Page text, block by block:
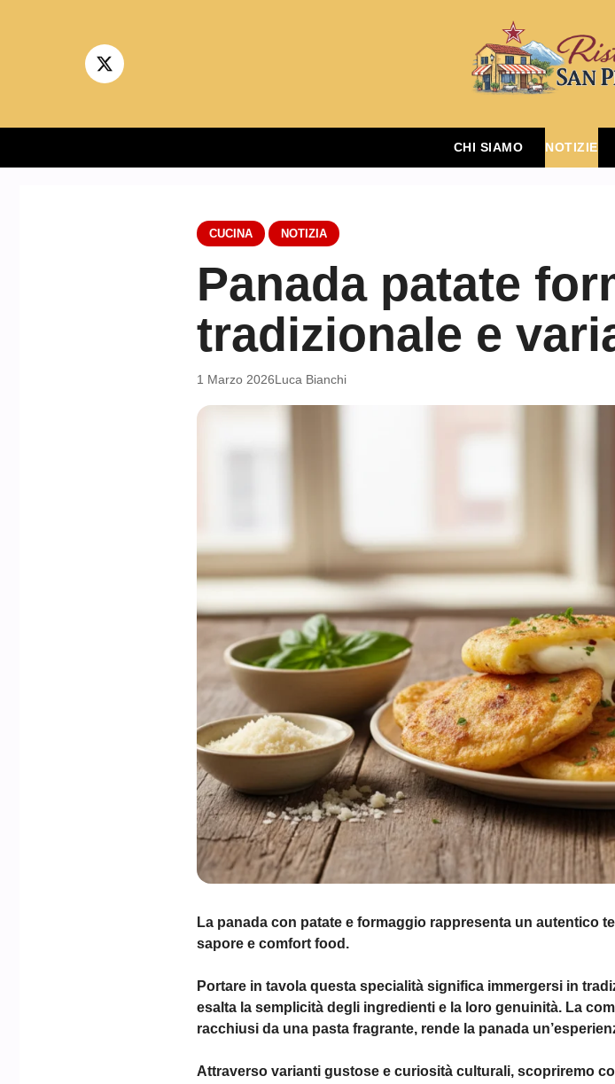
CHI SIAMO NOTIZIE
CUCINA NOTIZIA
Panada patate
tradizionale e
1 Marzo 2026Luca Bianchi
La panada con patate e formaggio rappresenta un autentico
sapore e comfort food.
Portare in tavola questa specialità significa immergersi in
esalta la semplicità degli ingredienti e la loro genuinità. La
racchiusi da una pasta fragrante, rende la panada
Attraverso varianti gustose e curiosità culturali, scopriremo